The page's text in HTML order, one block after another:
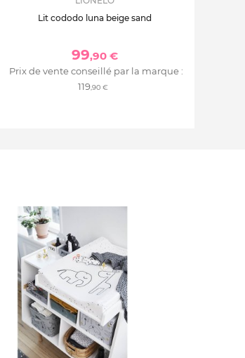
Lit cododo luna beige sand
99,90 €
Prix de vente conseillé par la marque :
119,90 €